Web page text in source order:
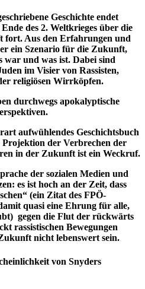
Geschichte endet
des 2. Weltkrieges über die
fort. Aus den Erfahrungen und
ein Szenario für die Zukunft,
war und was ist. Dabei sind
im Visier von Rassisten,
religiösen Wirrköpfen.
durchwegs apokalyptische
aufwühlendes Geschichtsbuch
Projektion der Verbrechen der
in der Zukunft ist ein Weckruf.
der sozialen Medien und
es ist hoch an der Zeit, dass
(ein Zitat des FPÖ-
quasi eine Ehrung für alle,
gegen die Flut der rückwärts
rassistischen Bewegungen
nicht lebenswert sein.
von Snyders